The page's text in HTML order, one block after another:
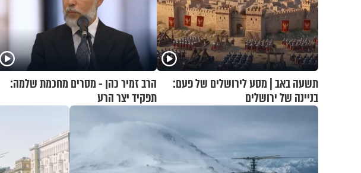
תשעה באב | מסע לירושלים של פעם:
בניינה של ירושלים
הרב זמיר כהן - מסרים מחכמת שלמה:
תפקיד יצר הרע